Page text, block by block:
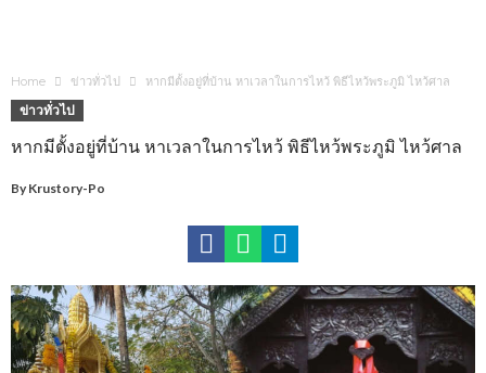
Home ข่าวทั่วไป หากมีตั้งอยู่ที่บ้าน หาเวลาในการไหว้ พิธีไหว้พระภูมิ ไหว้ศาล
ข่าวทั่วไป
หากมีตั้งอยู่ที่บ้าน หาเวลาในการไหว้ พิธีไหว้พระภูมิ ไหว้ศาล
By Krustory-Po